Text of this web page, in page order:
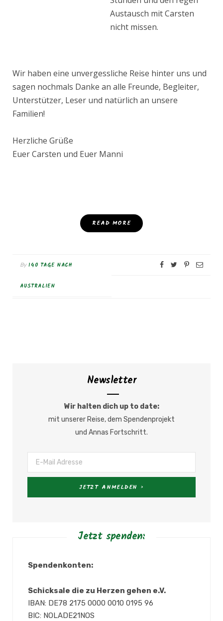
Austausch mit Carsten
nicht missen.
Wir haben eine unvergessliche Reise hinter uns und
sagen nochmals Danke an alle Freunde, Begleiter,
Unterstützer, Leser und natürlich an unsere
Familien!
Herzliche Grüße
Euer Carsten und Euer Manni
READ MORE
By 140 TAGE NACH
AUSTRALIEN
Newsletter
Wir halten dich up to date:
mit unserer Reise, dem Spendenprojekt
und Annas Fortschritt.
Jetzt spenden:
Spendenkonten:
Schicksale die zu Herzen gehen e.V.
IBAN: DE78 2175 0000 0010 0195 96
BIC: NOLADE21NOS